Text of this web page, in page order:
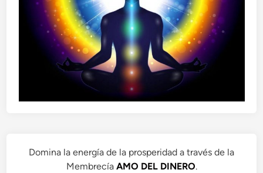
Domina la energía de la prosperidad a través de la
Membrecía AMO DEL DINERO.